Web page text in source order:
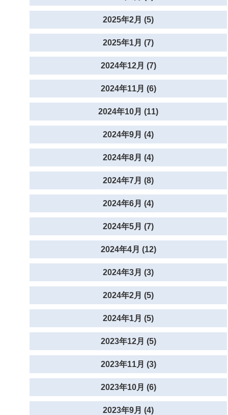
2025年2月 (5)
2025年1月 (7)
2024年12月 (7)
2024年11月 (6)
2024年10月 (11)
2024年9月 (4)
2024年8月 (4)
2024年7月 (8)
2024年6月 (4)
2024年5月 (7)
2024年4月 (12)
2024年3月 (3)
2024年2月 (5)
2024年1月 (5)
2023年12月 (5)
2023年11月 (3)
2023年10月 (6)
2023年9月 (4)